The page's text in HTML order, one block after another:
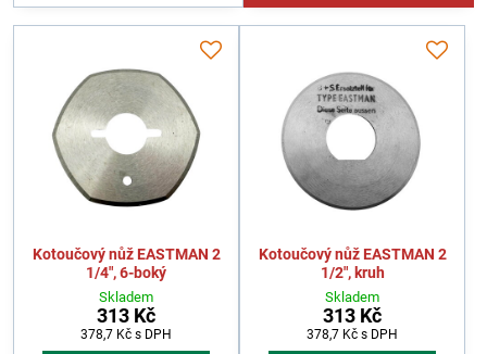
Kotoučový nůž EASTMAN 2
1/4", 6-boký
Skladem
313 Kč
378,7 Kč s DPH
Kotoučový nůž EASTMAN 2
1/2", kruh
Skladem
313 Kč
378,7 Kč s DPH